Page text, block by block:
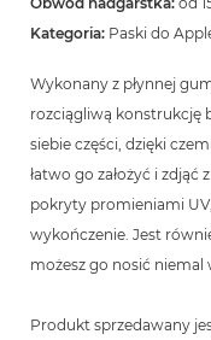
Kategoria: Paski do
Wykonany z płynnej
rozciągliwą konstrukcję
siebie części, dzięki
łatwo go założyć i zdjąć
pokryty promieniami
wykończenie. Jest
możesz go nosić niemal
Produkt sprzedawany